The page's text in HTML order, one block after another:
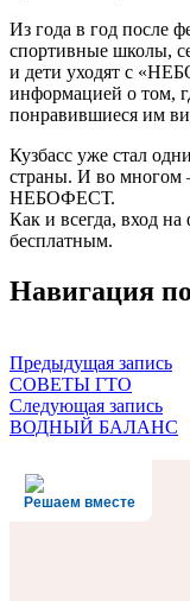
Из года в год после
спортивные школы,
и дети уходят с
информацией о том,
понравившиеся им
Кузбасс уже стал
страны. И во многом
НЕБОФЕСТ.
Как и всегда, вход на
бесплатным.
Навигация
Предыдущая запись
СОВЕТЫ ГТО
Следующая запись
ВОДНЫЙ БАЛАНС
Решаем вместе